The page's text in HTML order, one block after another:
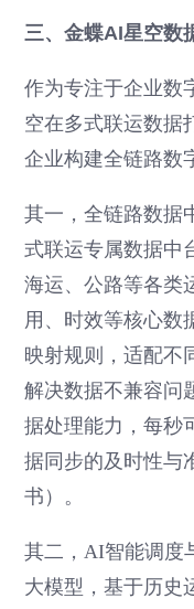
三、金蝶AI星空数
作为专注于企业数
空在多式联运数据
企业构建全链路数
其一，全链路数据
式联运专属数据中
海运、公路等各类
用、时效等核心数
映射规则，适配不
解决数据不兼容问
据处理能力，每秒
据同步的及时性与
书）。
其二，AI智能调度
大模型，基于历史